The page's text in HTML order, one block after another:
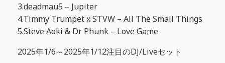
3.deadmau5 – Jupiter
4.Timmy Trumpet x STVW – All The Small Things
5.Steve Aoki & Dr Phunk – Love Game
2025年1/6～2025年1/12注目のDJ/Liveセット